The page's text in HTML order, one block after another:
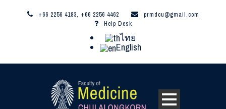
+66 2256 4183, +66 2256 4462
prmdcu@gmail.com
Help Desk
ไทย
English